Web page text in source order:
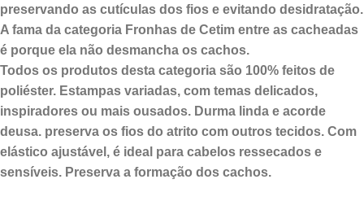
preservando as cutí­culas dos fios e evitando desidratação.
A fama da categoria Fronhas de Cetim entre as cacheadas
é porque ela não desmancha os cachos.
Todos os produtos desta categoria são 100% feitos de
poliéster. Estampas variadas, com temas delicados,
inspiradores ou mais ousados. Durma linda e acorde
deusa. preserva os fios do atrito com outros tecidos. Com
elástico ajustável, é ideal para cabelos ressecados e
sensíveis. Preserva a formação dos cachos.